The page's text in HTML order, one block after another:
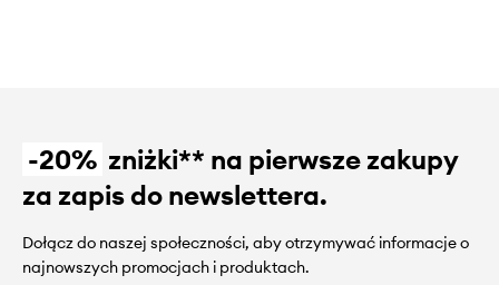
-20% zniżki** na pierwsze zakupy
za zapis do newslettera.
Dołącz do naszej społeczności, aby otrzymywać informacje o
najnowszych promocjach i produktach.